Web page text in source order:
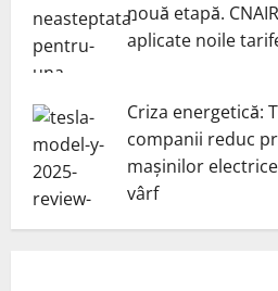
nouă etapă.
aplicate noile
Criza energetică:
companii reduc
mașinilor
vârf